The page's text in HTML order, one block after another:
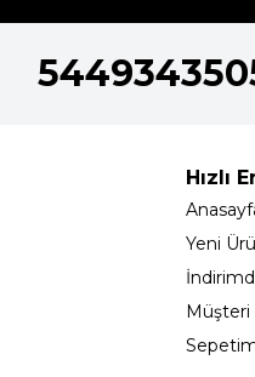
Hızlı
Yeni